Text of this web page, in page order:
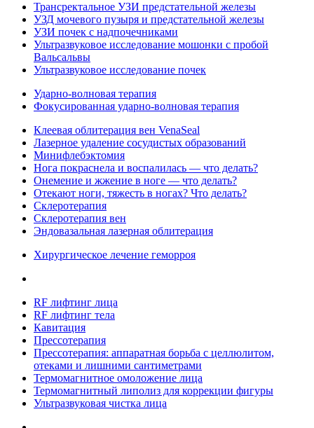
Трансректальное УЗИ предстательной железы
УЗД мочевого пузыря и предстательной железы
УЗИ почек с надпочечниками
Ультразвуковое исследование мошонки с пробой
Вальсальвы
Ультразвуковое исследование почек
Ударно-волновая терапия
Фокусированная ударно-волновая терапия
Клеевая облитерация вен VenaSeal
Лазерное удаление сосудистых образований
Минифлебэктомия
Нога покраснела и воспалилась — что делать?
Онемение и жжение в ноге — что делать?
Отекают ноги, тяжесть в ногах? Что делать?
Склеротерапия
Склеротерапия вен
Эндовазальная лазерная облитерация
Хирургическое лечение геморроя
RF лифтинг лица
RF лифтинг тела
Кавитация
Прессотерапия
Прессотерапия: аппаратная борьба с целлюлитом,
отеками и лишними сантиметрами
Термомагнитное омоложение лица
Термомагнитный липолиз для коррекции фигуры
Ультразвуковая чистка лица